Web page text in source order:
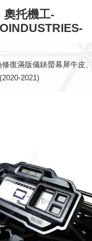
奧托機工-
修復滿版儀錶螢幕犀牛皮
2021)